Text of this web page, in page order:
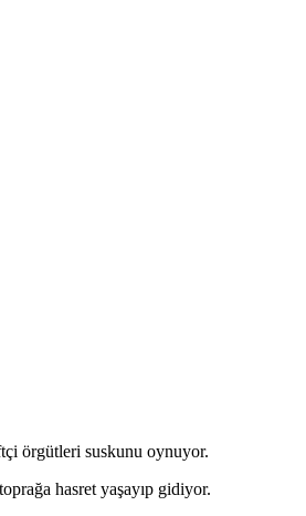
örgütleri suskunu oynuyor.
hasret yaşayıp gidiyor.